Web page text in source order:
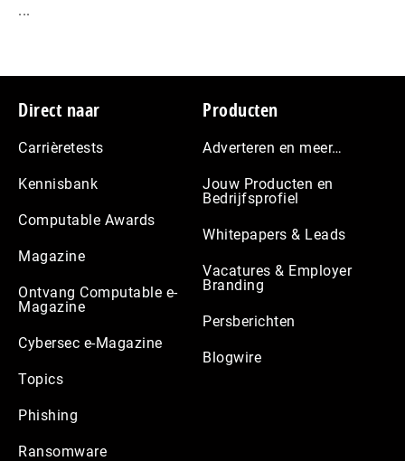
...
Footer
Direct naar
Carrièretests
Kennisbank
Computable Awards
Magazine
Ontvang Computable e-
Magazine
Cybersec e-Magazine
Topics
Phishing
Ransomware
Producten
Adverteren en meer…
Jouw Producten en
Bedrijfsprofiel
Whitepapers & Leads
Vacatures & Employer
Branding
Persberichten
Blogwire